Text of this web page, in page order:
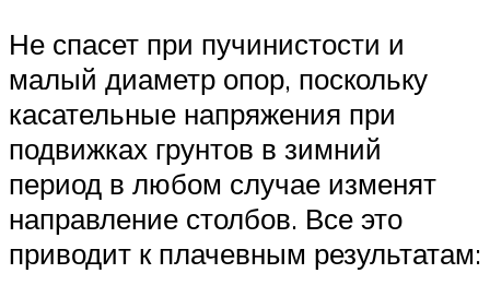
Не спасет при пучинистости и
малый диаметр опор, поскольку
касательные напряжения при
подвижках грунтов в зимний
период в любом случае изменят
направление столбов. Все это
приводит к плачевным результатам: